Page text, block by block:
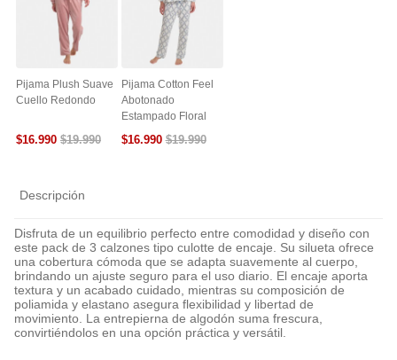
Pijama Plush Suave
Cuello Redondo
$16.990 $19.990
Pijama Cotton Feel
Abotonado
Estampado Floral
$16.990 $19.990
Descripción
Disfruta de un equilibrio perfecto entre comodidad y diseño con
este pack de 3 calzones tipo culotte de encaje. Su silueta ofrece
una cobertura cómoda que se adapta suavemente al cuerpo,
brindando un ajuste seguro para el uso diario. El encaje aporta
textura y un acabado cuidado, mientras su composición de
poliamida y elastano asegura flexibilidad y libertad de
movimiento. La entrepierna de algodón suma frescura,
convirtiéndolos en una opción práctica y versátil.